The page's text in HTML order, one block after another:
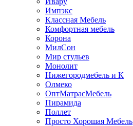
Импэкс
Классная Мебель
Комфортная мебель
Корона
МилСон
Мир стульев
Монолит
Нижегородмебель и К
Олмеко
ОптМатрасМебель
Пирамида
Поллет
Просто Хорошая Мебель